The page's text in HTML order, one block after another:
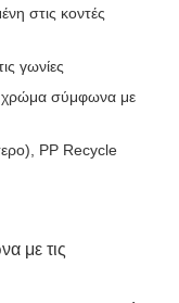
στις κοντές
γωνίες
χρώμα σύμφωνα με
PP Recycle
με τις